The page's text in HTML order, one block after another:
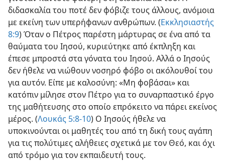
διδασκαλία του ποτέ δεν φόβιζε τους άλλους, ανόμοια
με εκείνη των υπερήφανων ανθρώπων. (Εκκλησιαστής
8:9) Όταν ο Πέτρος παρέστη μάρτυρας σε ένα από τα
θαύματα του Ιησού, κυριεύτηκε από έκπληξη και
έπεσε μπροστά στα γόνατα του Ιησού. Αλλά ο Ιησούς
δεν ήθελε να νιώθουν νοσηρό φόβο οι ακόλουθοί του
για αυτόν. Είπε με καλοσύνη: «Μη φοβάσαι» και
κατόπιν μίλησε στον Πέτρο για το συναρπαστικό έργο
της μαθήτευσης στο οποίο επρόκειτο να πάρει εκείνος
μέρος. (Λουκάς 5:8-10) Ο Ιησούς ήθελε να
υποκινούνται οι μαθητές του από τη δική τους αγάπη
για τις πολύτιμες αλήθειες σχετικά με τον Θεό, και όχι
από τρόμο για τον εκπαιδευτή τους.